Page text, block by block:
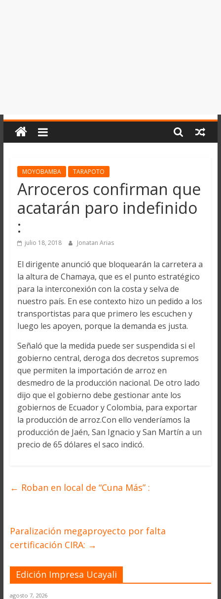
MOYOBAMBA TARAPOTO
Arroceros confirman que
acatarán paro indefinido
:
julio 18, 2018 Jonatan Arias
El dirigente anunció que bloquearán la carretera a
la altura de Chamaya, que es el punto estratégico
para la interconexión con la costa y selva de
nuestro país. En ese contexto hizo un pedido a los
transportistas para que primero les escuchen y
luego les apoyen, porque la demanda es justa.
Señaló que la medida puede ser suspendida si el
gobierno central, deroga dos decretos supremos
que permiten la importación de arroz en
desmedro de la producción nacional. De otro lado
dijo que el gobierno debe gestionar ante los
gobiernos de Ecuador y Colombia, para exportar
la producción de arroz.Con ello venderíamos la
producción de Jaén, San Ignacio y San Martín a un
precio de 65 dólares el saco indicó.
← Roban en local de “Cuna Más” :
Paralización megaproyecto por falta
certificación CIRA: →
Edición Impresa Ucayali
agosto 7, 2026